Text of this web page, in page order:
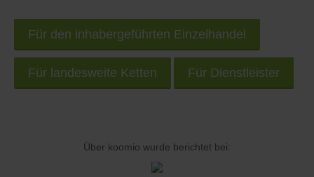
Für den inhabergeführten Einzelhandel
Für landesweite Ketten Für Dienstleister
Über koomio wurde berichtet bei: